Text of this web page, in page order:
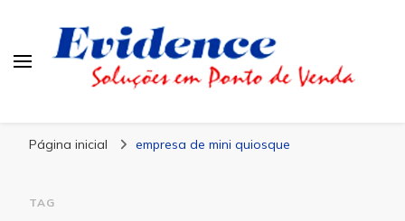
Página inicial empresa de mini quiosque
TAG